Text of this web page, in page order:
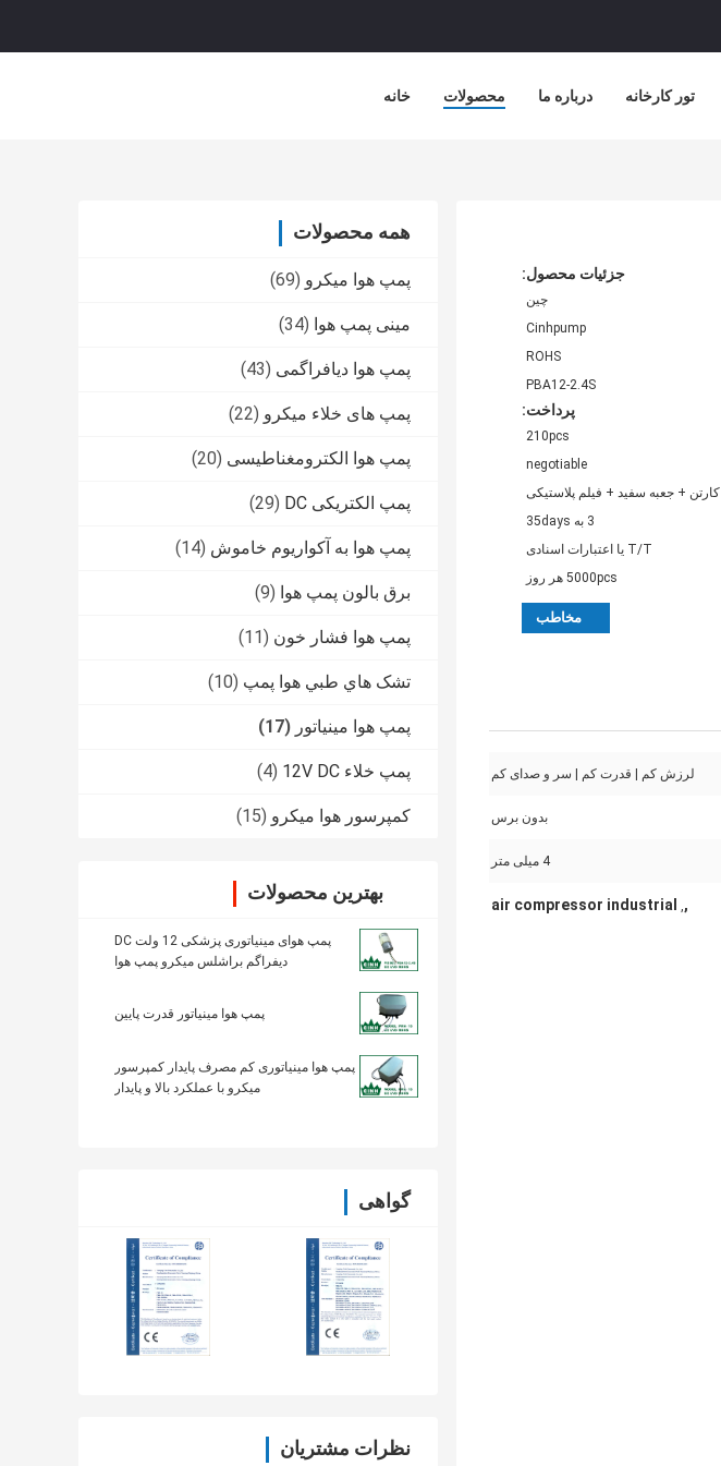
خانه محصولات درباره ما تور کارخانه
همه محصولات
پمپ هوا میکرو (69)
مینی پمپ هوا (34)
پمپ هوا دیافراگمی (43)
پمپ های خلاء میکرو (22)
پمپ هوا الکترومغناطیسی (20)
پمپ الکتریکی DC (29)
پمپ هوا به آکواریوم خاموش (14)
برق بالون پمپ هوا (9)
پمپ هوا فشار خون (11)
تشک هاي طبي هوا پمپ (10)
پمپ هوا مینیاتور (17)
پمپ خلاء 12V DC (4)
کمپرسور هوا میکرو (15)
بهترین محصولات
پمپ هوای مینیاتوری پزشکی 12 ولت DC
دیفراگم براشلس میکرو پمپ هوا
پمپ هوا مینیاتور قدرت پایین
پمپ هوا مینیاتوری کم مصرف پایدار کمپرسور
میکرو با عملکرد بالا و پایدار
گواهی
نظرات مشتریان
جزئیات محصول:
چین
Cinhpump
ROHS
PBA12-2.4S
پرداخت:
210pcs
negotiable
کارتن + جعبه سفید + فیلم پلاستیکی
3 به 35days
T/T یا اعتبارات اسنادی
5000pcs هر روز
مخاطب
لرزش کم | قدرت کم | سر و صدای کم
بدون برس
4 میلی متر
,
,
air compressor industrial